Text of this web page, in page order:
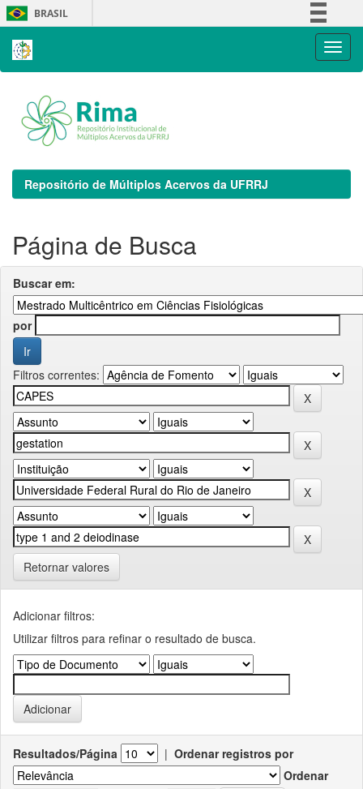
Skip
navigation
BRASIL
Repositório de Múltiplos Acervos da UFRRJ
Página de Busca
Buscar em:
por
Filtros correntes:
Retornar valores
Adicionar filtros:
Utilizar filtros para refinar o resultado de busca.
Resultados/Página | Ordenar registros por
Ordenar